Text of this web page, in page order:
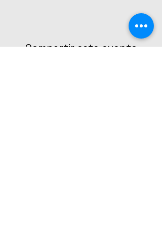
Compartir este evento